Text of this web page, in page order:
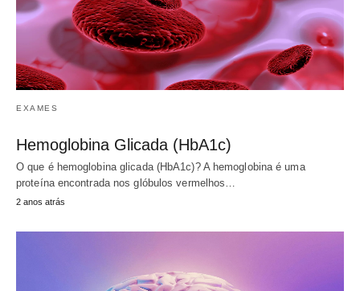
EXAMES
Hemoglobina Glicada (HbA1c)
O que é hemoglobina glicada (HbA1c)? A hemoglobina é uma
proteína encontrada nos glóbulos vermelhos…
2 anos atrás